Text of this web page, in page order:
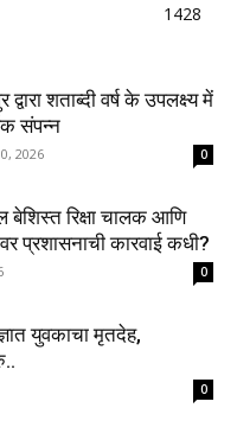
1428
द्वारा शताब्दी वर्ष के उपलक्ष्य में
संपन्न
2026 0
बेशिस्त रिक्षा चालक आणि
प्रशासनाची कारवाई कधी?
0
युवकाचा मृतदेह,
0